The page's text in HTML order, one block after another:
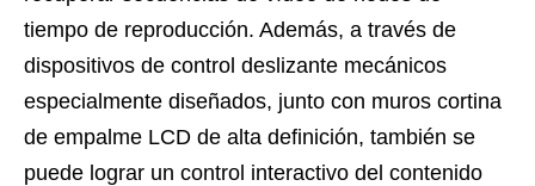
tiempo de reproducción. Además, a través de
dispositivos de control deslizante mecánicos
especialmente diseñados, junto con muros cortina
de empalme LCD de alta definición, también se
puede lograr un control interactivo del contenido